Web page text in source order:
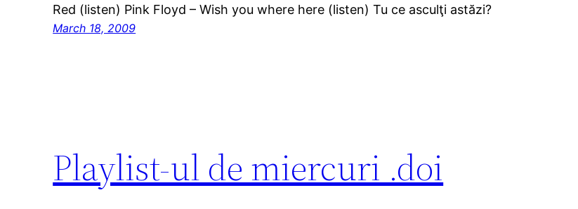
Red (listen) Pink Floyd – Wish you where here (listen) Tu ce asculţi astăzi?
March 18, 2009
Playlist-ul de miercuri .doi